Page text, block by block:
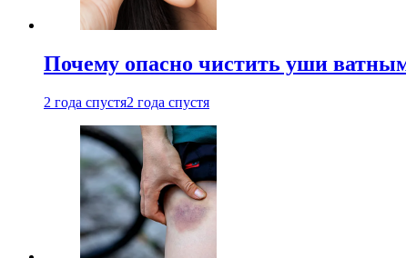
Почему опасно чистить уши
2 года спустя2 года спустя